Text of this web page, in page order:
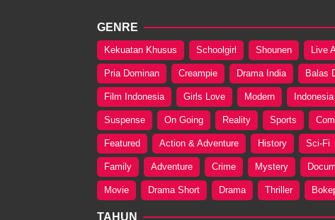
GENRE
Kekuatan Khusus Schoolgirl Shounen Live
Pria Dominan Creampie Drama India Balas
Film Indonesia Girls Love Modern Indonesia
Suspense On Going Reality Sports
Featured Action & Adventure History Sci-Fi
Family Adventure Crime Mystery
Movie Drama Short Drama Thriller
TAHUN